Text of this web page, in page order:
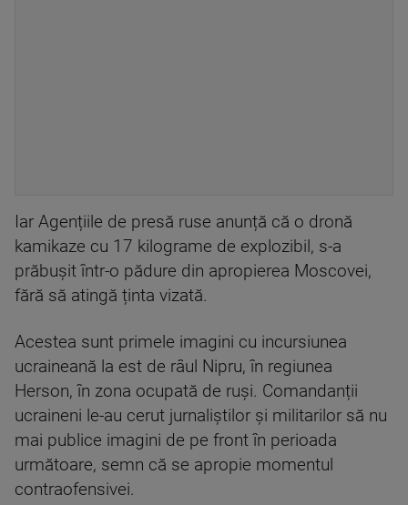
Iar Agențiile de presă ruse anunță că o dronă
kamikaze cu 17 kilograme de explozibil, s-a
prăbușit într-o pădure din apropierea Moscovei,
fără să atingă ținta vizată.
Acestea sunt primele imagini cu incursiunea
ucraineană la est de râul Nipru, în regiunea
Herson, în zona ocupată de ruși. Comandanții
ucraineni le-au cerut jurnaliștilor și militarilor să nu
mai publice imagini de pe front în perioada
următoare, semn că se apropie momentul
contraofensivei.